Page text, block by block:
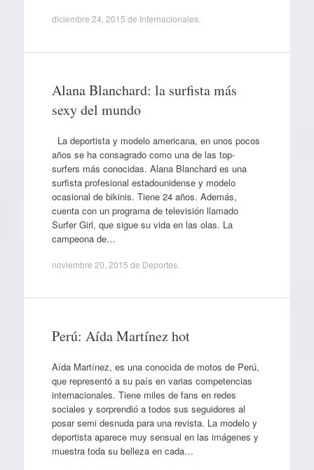
diciembre 24, 2015 de Internacionales.
Alana Blanchard: la surfista más
sexy del mundo
La deportista y modelo americana, en unos pocos
años se ha consagrado como una de las top-
surfers más conocidas. Alana Blanchard es una
surfista profesional estadounidense y modelo
ocasional de bikinis. Tiene 24 años. Además,
cuenta con un programa de televisión llamado
Surfer Girl, que sigue su vida en las olas. La
campeona de…
noviembre 20, 2015 de Deportes.
Perú: Aída Martínez hot
Aída Martínez, es una conocida de motos de Perú,
que representó a su país en varias competencias
internacionales. Tiene miles de fans en redes
sociales y sorprendió a todos sus seguidores al
posar semi desnuda para una revista. La modelo y
deportista aparece muy sensual en las imágenes y
muestra toda su belleza en cada…